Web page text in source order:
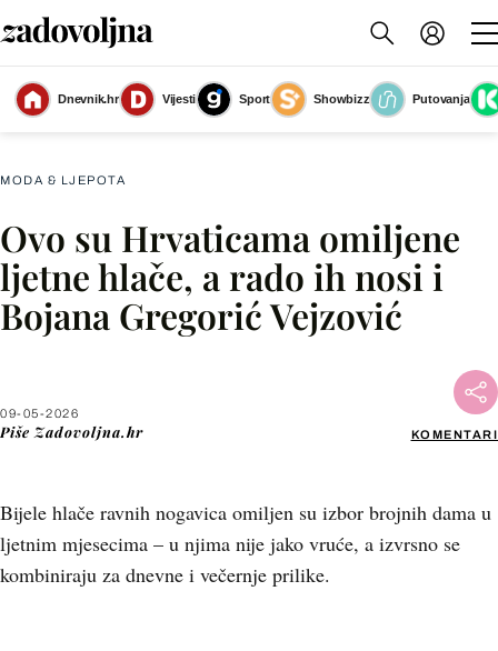
Dnevnik.hr Vijesti Sport Showbizz
Putovanja
Bojana Gregorić Vejzović
(Foto: Lucija Ocko/Cropix)
MODA & LJEPOTA
Ovo su Hrvaticama omiljene
ljetne hlače, a rado ih nosi i
Bojana Gregorić Vejzović
09-05-2026
Piše Zadovoljna.hr KOMENTARI
Bijele hlače ravnih nogavica omiljen su izbor brojnih dama u
ljetnim mjesecima – u njima nije jako vruće, a izvrsno se
kombiniraju za dnevne i večernje prilike.
Facebook
X